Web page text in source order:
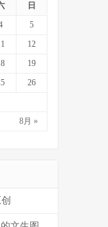
日
8月 »
5
12
19
26